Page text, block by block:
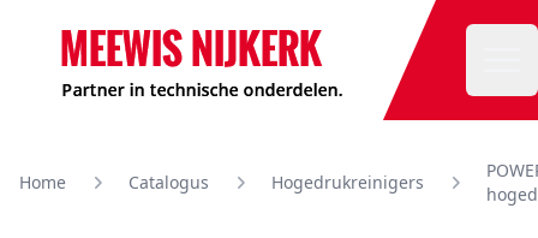
Home Catalogus Hogedrukreinigers